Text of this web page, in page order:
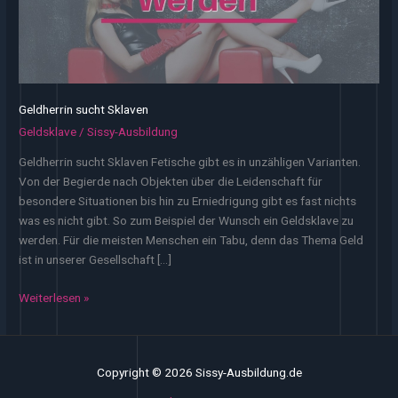
Geldherrin sucht Sklaven
Geldsklave /Sissy-Ausbildung
Geldherrin sucht Sklaven Fetische gibt es in unzähligen Varianten.
Von der Begierde nach Objekten über die Leidenschaft für
besondere Situationen bis hin zu Erniedrigung gibt es fast nichts
was es nicht gibt. So zum Beispiel der Wunsch ein Geldsklave zu
werden. Für die meisten Menschen ein Tabu, denn das Thema Geld
ist in unserer Gesellschaft […]
Geldherrin
Weiterlesen »
Copyright © 2026 Sissy-Ausbildung.de